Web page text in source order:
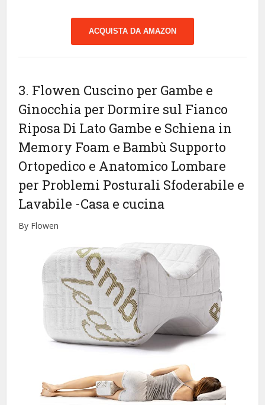
ACQUISTA DA AMAZON
3. Flowen Cuscino per Gambe e
Ginocchia per Dormire sul Fianco
Riposa Di Lato Gambe e Schiena in
Memory Foam e Bambù Supporto
Ortopedico e Anatomico Lombare
per Problemi Posturali Sfoderabile e
Lavabile -Casa e cucina
By Flowen